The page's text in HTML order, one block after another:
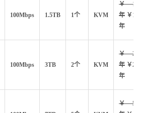
100Mbps 1.5TB 1个 KVM
￥
年 ￥
年
100Mbps 3TB 2个 KVM
￥
年 ￥
年
￥